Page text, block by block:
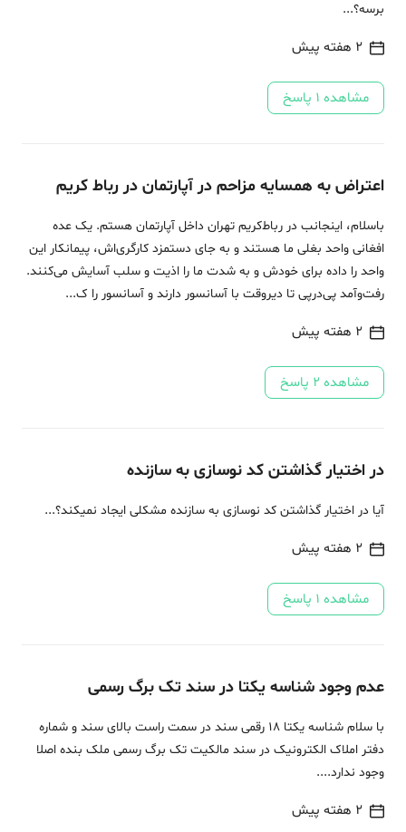
برسه؟...
2 هفته پیش
مشاهده 1 پاسخ
اعتراض به همسایه مزاحم در آپارتمان در رباط کریم
باسلام، اینجانب در رباط‌کریم تهران داخل آپارتمان هستم. یک عده
افغانی واحد بغلی ما هستند و به جای دستمزد کارگری‌اش، پیمانکار این
واحد را داده برای خودش و به شدت ما را اذیت و سلب آسایش می‌کنند.
رفت‌وآمد پی‌درپی تا دیروقت با آسانسور دارند و آسانسور را ک...
2 هفته پیش
مشاهده2 پاسخ
در اختیار گذاشتن کد نوسازی به سازنده
آیا در اختیار گذاشتن کد نوسازی به سازنده مشکلی ایجاد نمیکند؟...
2 هفته پیش
مشاهده 1 پاسخ
عدم وجود شناسه یکتا در سند تک برگ رسمی
با سلام شناسه یکتا 18 رقمی سند در سمت راست بالای سند و شماره
دفتر املاک الکترونیک در سند مالکیت تک برگ رسمی ملک بنده اصلا
وجود ندارد....
2 هفته پیش